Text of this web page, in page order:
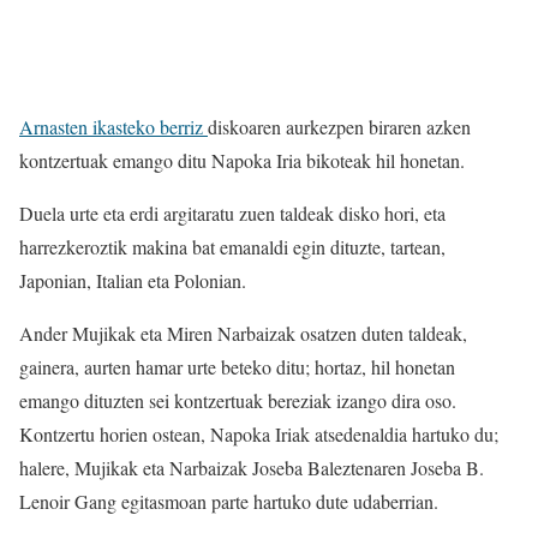
Arnasten ikasteko berrizdiskoaren aurkezpen biraren azken
kontzertuak emango ditu Napoka Iria bikoteak hil honetan.
Duela urte eta erdi argitaratu zuen taldeak disko hori, eta
harrezkeroztik makina bat emanaldi egin dituzte, tartean,
Japonian, Italian eta Polonian.
Ander Mujikak eta Miren Narbaizak osatzen duten taldeak,
gainera, aurten hamar urte beteko ditu; hortaz, hil honetan
emango dituzten sei kontzertuak bereziak izango dira oso.
Kontzertu horien ostean, Napoka Iriak atsedenaldia hartuko du;
halere, Mujikak eta Narbaizak Joseba Baleztenaren Joseba B.
Lenoir Gang egitasmoan parte hartuko dute udaberrian.